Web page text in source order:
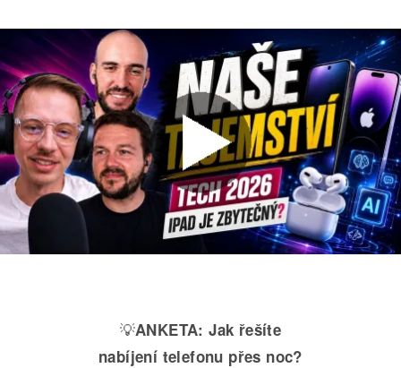
💡ANKETA: Jak řešíte
nabíjení telefonu přes noc?